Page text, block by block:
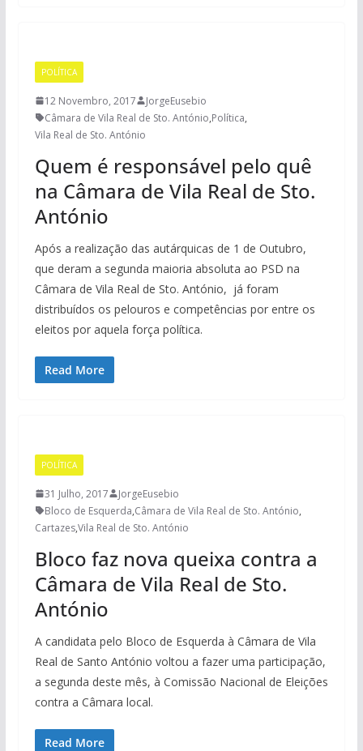
POLÍTICA
12 Novembro, 2017
JorgeEusebio
Câmara de Vila Real de Sto. António,Política,
Vila Real de Sto. António
Quem é responsável pelo quê
na Câmara de Vila Real de Sto.
António
Após a realização das autárquicas de 1 de Outubro,
que deram a segunda maioria absoluta ao PSD na
Câmara de Vila Real de Sto. António, já foram
distribuídos os pelouros e competências por entre os
eleitos por aquela força política.
Read More
POLÍTICA
31 Julho, 2017
JorgeEusebio
Bloco de Esquerda,Câmara de Vila Real de Sto. António,
Cartazes,Vila Real de Sto. António
Bloco faz nova queixa contra a
Câmara de Vila Real de Sto.
António
A candidata pelo Bloco de Esquerda à Câmara de Vila
Real de Santo António voltou a fazer uma participação,
a segunda deste mês, à Comissão Nacional de Eleições
contra a Câmara local.
Read More